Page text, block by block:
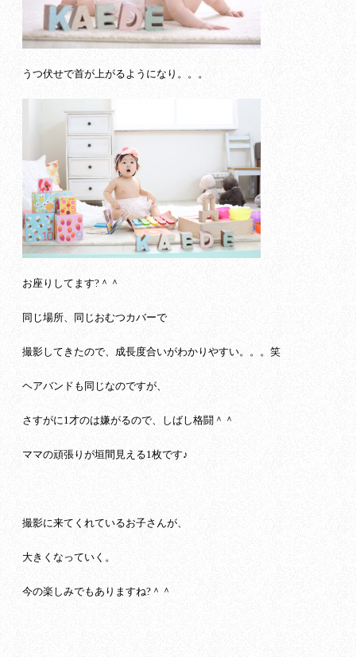
うつ伏せで首が上がるようになり。。。
お座りしてます?＾＾
同じ場所、同じおむつカバーで
撮影してきたので、成長度合いがわかりやすい。。。笑
ヘアバンドも同じなのですが、
さすがに1才のは嫌がるので、しばし格闘＾＾
ママの頑張りが垣間見える1枚です♪
撮影に来てくれているお子さんが、
大きくなっていく。
今の楽しみでもありますね?＾＾